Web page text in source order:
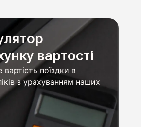
вартості
поїздки в
з урахуванням наших